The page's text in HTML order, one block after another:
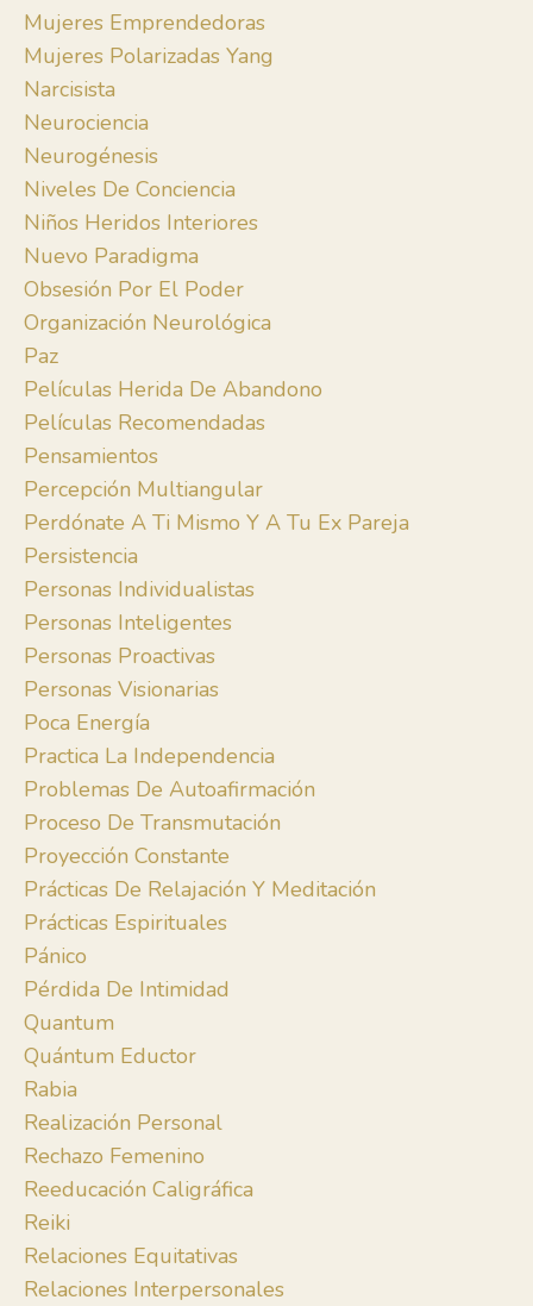
Mujeres Emprendedoras
Mujeres Polarizadas Yang
Narcisista
Neurociencia
Neurogénesis
Niveles De Conciencia
Niños Heridos Interiores
Nuevo Paradigma
Obsesión Por El Poder
Organización Neurológica
Paz
Películas Herida De Abandono
Películas Recomendadas
Pensamientos
Percepción Multiangular
Perdónate A Ti Mismo Y A Tu Ex Pareja
Persistencia
Personas Individualistas
Personas Inteligentes
Personas Proactivas
Personas Visionarias
Poca Energía
Practica La Independencia
Problemas De Autoafirmación
Proceso De Transmutación
Proyección Constante
Prácticas De Relajación Y Meditación
Prácticas Espirituales
Pánico
Pérdida De Intimidad
Quantum
Quántum Eductor
Rabia
Realización Personal
Rechazo Femenino
Reeducación Caligráfica
Reiki
Relaciones Equitativas
Relaciones Interpersonales